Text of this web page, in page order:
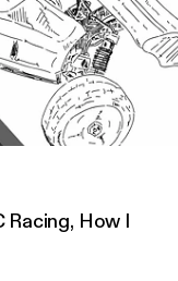
RC Pet
How I